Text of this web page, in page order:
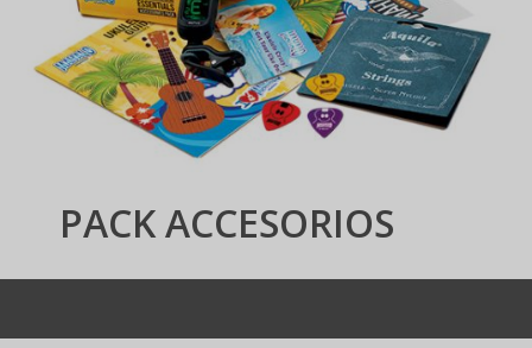
PACK ACCESORIOS